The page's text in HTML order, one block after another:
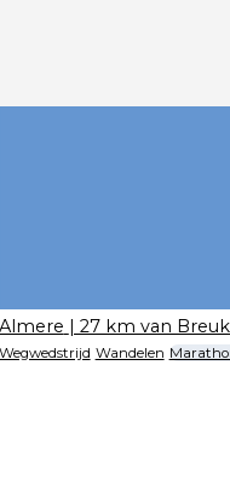
Almere | 27 km van
Wegwedstrijd Wandelen